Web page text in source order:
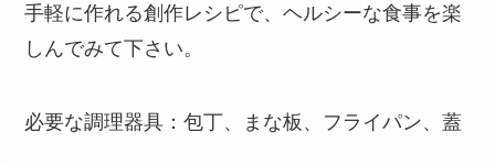
手軽に作れる創作レシピで、ヘルシーな食事を楽
しんでみて下さい。
必要な調理器具：包丁、まな板、フライパン、蓋